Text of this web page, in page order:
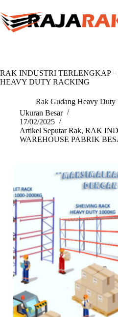
to
content
RAK INDUSTRI TERLENGKAP
HEAVY DUTY RACKING
Rak Gudang Heavy Duty
Ukuran Besar
17/02/2025
Artikel Seputar Rak, RAK
WAREHOUSE PABRIK